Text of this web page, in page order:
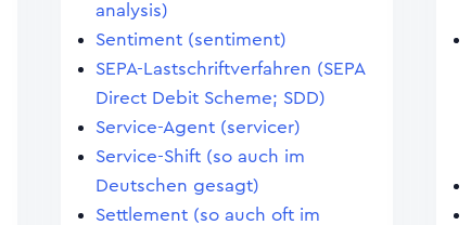
analysis)
Sentiment (sentiment)
SEPA-Lastschriftverfahren (SEPA
Direct Debit Scheme; SDD)
Service-Agent (servicer)
Service-Shift (so auch im
Deutschen gesagt)
Settlement (so auch oft im